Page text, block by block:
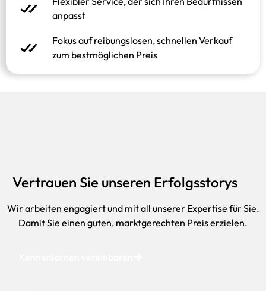
anpasst
Fokus auf reibungslosen, schnellen Verkauf
zum bestmöglichen Preis
Vertrauen Sie unseren Erfolgsstorys
Wir arbeiten engagiert und mit all unserer Expertise für Sie.
Damit Sie einen guten, marktgerechten Preis erzielen.